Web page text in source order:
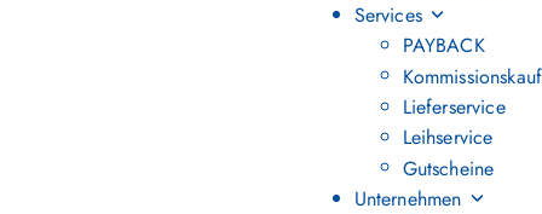
Services
PAYBACK
Kommissionskauf
Lieferservice
Leihservice
Gutscheine
Unternehmen